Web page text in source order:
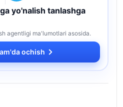
yo'nalish tanlashga
agentligi ma'lumotlari asosida.
ochish